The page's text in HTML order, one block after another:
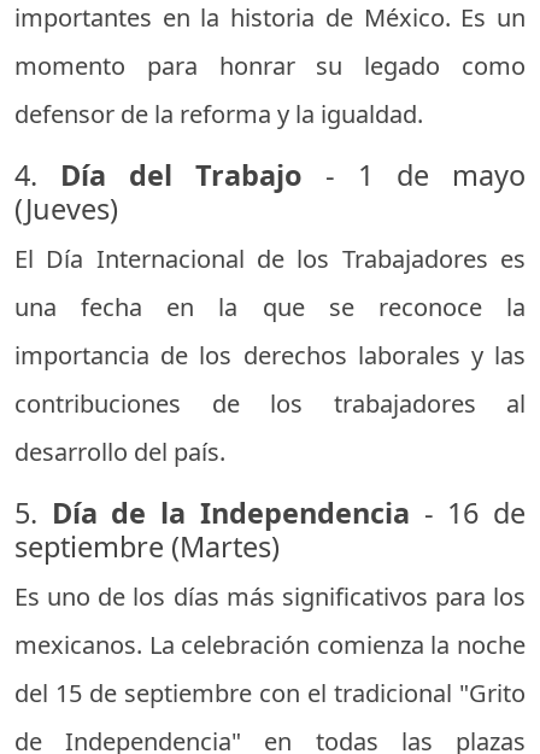
importantes en la historia de México. Es un
momento para honrar su legado como
defensor de la reforma y la igualdad.
4. Día del Trabajo - 1 de mayo
(Jueves)
El Día Internacional de los Trabajadores es
una fecha en la que se reconoce la
importancia de los derechos laborales y las
contribuciones de los trabajadores al
desarrollo del país.
5. Día de la Independencia - 16 de
septiembre (Martes)
Es uno de los días más significativos para los
mexicanos. La celebración comienza la noche
del 15 de septiembre con el tradicional "Grito
de Independencia" en todas las plazas